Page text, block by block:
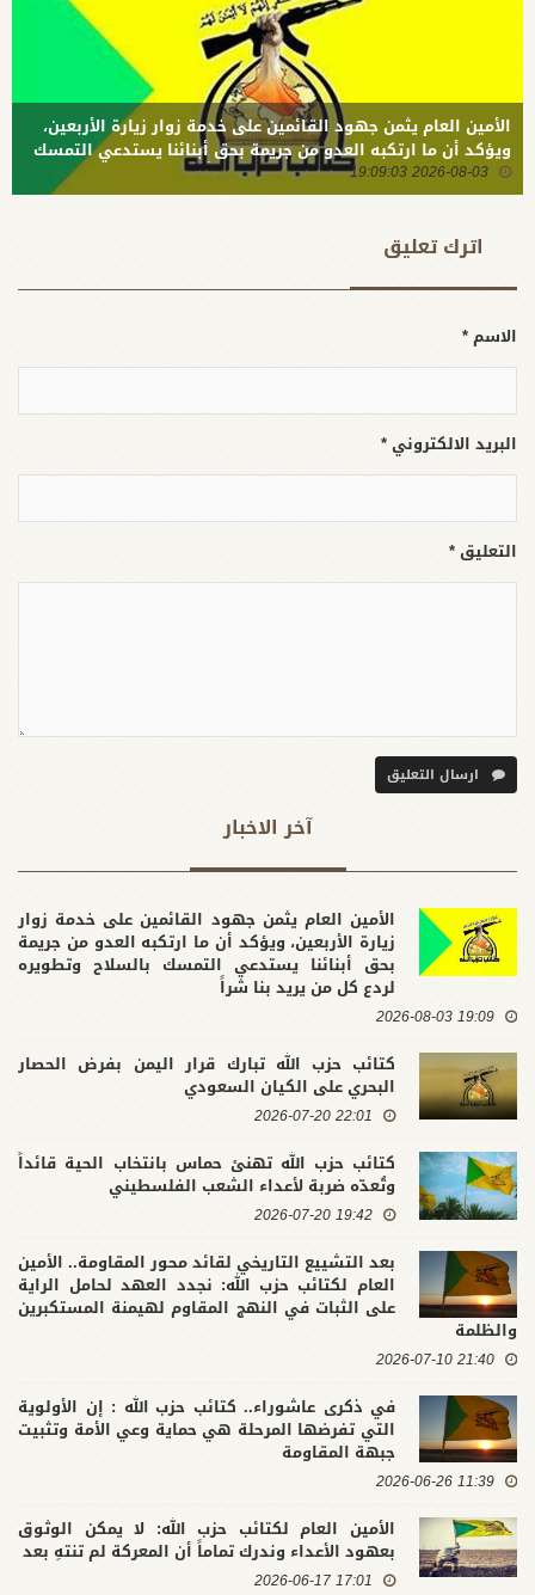
المتطرفين
الأمين العام يثمن جهود القائمين على خدمة زوار زيارة الأربعين،
ويؤكد أن ما ارتكبه العدو من جريمة بحق أبنائنا يستدعي التمسك
بالسلاح وتطويره لردع كل من يريد بنا شراً
2026-08-03 19:09:03
اترك تعلیق
الاسم *
البريد الالكتروني *
التعليق *
ارسال التعليق
آخر الاخبار
الأمين العام يثمن جهود القائمين على خدمة زوار
زيارة الأربعين، ويؤكد أن ما ارتكبه العدو من جريمة
بحق أبنائنا يستدعي التمسك بالسلاح وتطويره
لردع كل من يريد بنا شراً
19:09 2026-08-03
كتائب حزب الله تبارك قرار اليمن بفرض الحصار
البحري على الكيان السعودي
22:01 2026-07-20
كتائب حزب الله تهنئ حماس بانتخاب الحية قائداً
وتُعدّه ضربة لأعداء الشعب الفلسطيني
19:42 2026-07-20
بعد التشييع التاريخي لقائد محور المقاومة.. الأمين
العام لكتائب حزب الله: نجدد العهد لحامل الراية
على الثبات في النهج المقاوم لهيمنة المستكبرين
والظلمة
21:40 2026-07-10
في ذكرى عاشوراء.. كتائب حزب الله : إن الأولوية
التي تفرضها المرحلة هي حماية وعي الأمة وتثبيت
جبهة المقاومة
11:39 2026-06-26
الأمين العام لكتائب حزب الله: لا يمكن الوثوق
بعهود الأعداء وندرك تماماً أن المعركة لم تنتهِ بعد
17:01 2026-06-17